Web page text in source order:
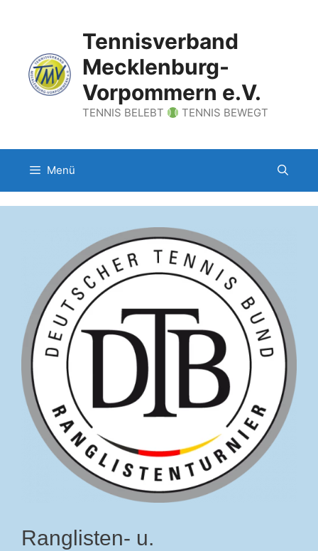
Tennisverband
Mecklenburg-
Vorpommern e.V.
TENNIS BELEBT TENNIS BEWEGT
Menü
Ranglisten- u.